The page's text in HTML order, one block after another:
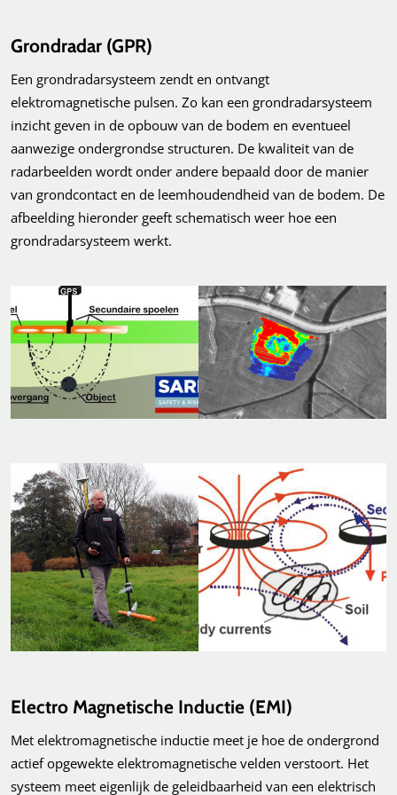
Grondradar (GPR)
Een grondradarsysteem zendt en ontvangt
elektromagnetische pulsen. Zo kan een grondradarsysteem
inzicht geven in de opbouw van de bodem en eventueel
aanwezige ondergrondse structuren. De kwaliteit van de
radarbeelden wordt onder andere bepaald door de manier
van grondcontact en de leemhoudendheid van de bodem. De
afbeelding hieronder geeft schematisch weer hoe een
grondradarsysteem werkt.
Electro Magnetische Inductie (EMI)
Met elektromagnetische inductie meet je hoe de ondergrond
actief opgewekte elektromagnetische velden verstoort. Het
systeem meet eigenlijk de geleidbaarheid van een elektrisch